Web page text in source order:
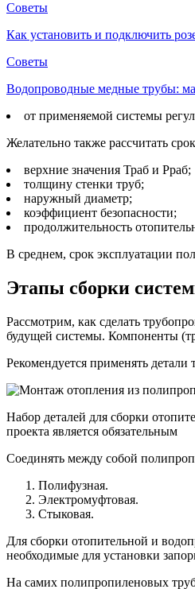
Советы
Как установить и подключить
Советы
Водопроводные медные трубы:
от применяемой системы
Желательно также рассчитать
верхние значения Траб и Pраб;
толщину стенки труб;
наружный диаметр;
коэффициент безопасности;
продолжительность
В среднем, срок эксплуатации
Этапы сборки
Рассмотрим, как сделать
будущей системы. Компоненты
Рекомендуется применять
Набор деталей для сборки
проекта является обязательным
Соединять между собой
Полифузная.
Электромуфтовая.
Стыковая.
Для сборки отопительной и
необходимые для установки
На самих полипропиленовых